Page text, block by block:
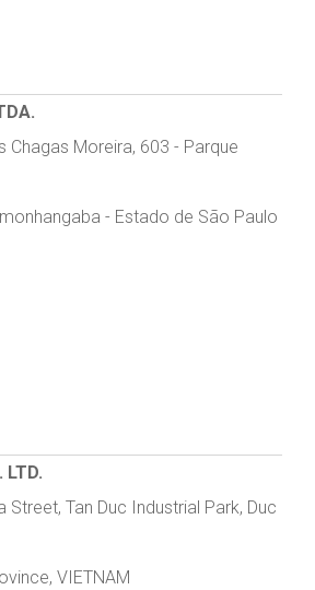
Chagas Moreira, 603 - Parque
- Estado de São Paulo
LTD.
Street, Tan Duc Industrial Park, Duc
VIETNAM